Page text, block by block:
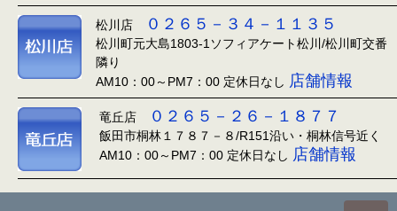
松川店 ０２６５－３４－１１３５
松川町元大島1803-1ソフィアケート松川/松川町交番
隣り
AM10：00～PM7：00 定休日なし 店舗情報
竜丘店 ０２６５－２６－１８７７
飯田市桐林１７８７－８/R151沿い・桐林信号近く
AM10：00～PM7：00 定休日なし 店舗情報